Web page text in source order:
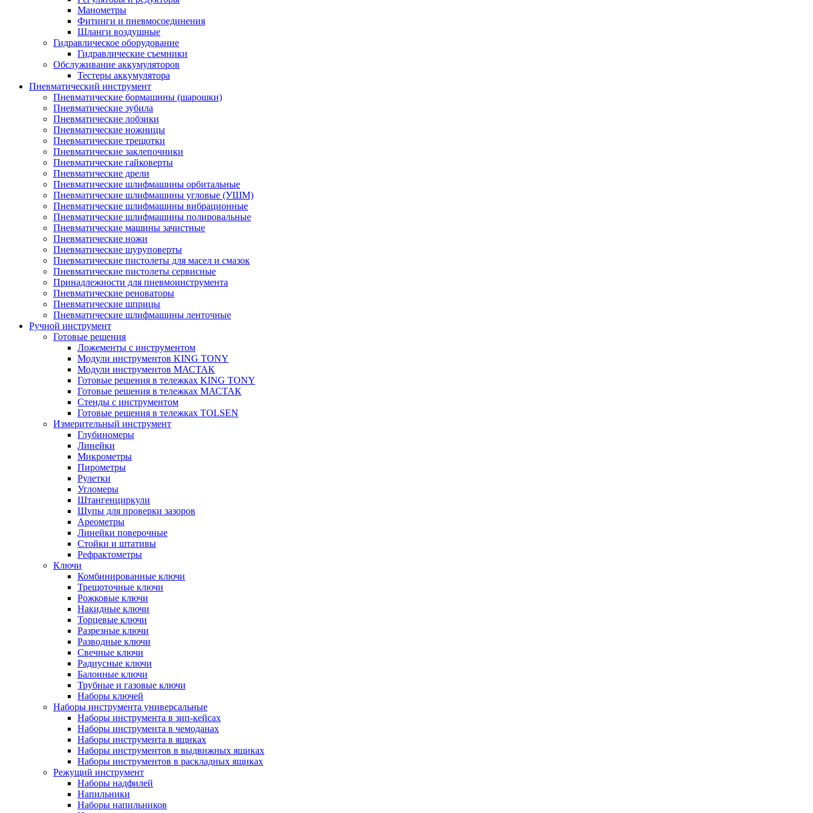
Манометры
Фитинги и пневмосоединения
Шланги воздушные
Гидравлическое оборудование
Гидравлические съемники
Обслуживание аккумуляторов
Тестеры аккумулятора
Пневматический инструмент
Пневматические бормашины (шарошки)
Пневматические зубила
Пневматические лобзики
Пневматические ножницы
Пневматические трещотки
Пневматические заклепочники
Пневматические гайковерты
Пневматические дрели
Пневматические шлифмашины орбитальные
Пневматические шлифмашины угловые (УШМ)
Пневматические шлифмашины вибрационные
Пневматические шлифмашины полировальные
Пневматические машины зачистные
Пневматические ножи
Пневматические шуруповерты
Пневматические пистолеты для масел и смазок
Пневматические пистолеты сервисные
Принадлежности для пневмоинструмента
Пневматические реноваторы
Пневматические шприцы
Пневматические шлифмашины ленточные
Ручной инструмент
Готовые решения
Ложементы с инструментом
Модули инструментов KING TONY
Модули инструментов МАСТАК
Готовые решения в тележках KING TONY
Готовые решения в тележках МАСТАК
Стенды с инструментом
Готовые решения в тележках TOLSEN
Измерительный инструмент
Глубиномеры
Линейки
Микрометры
Пирометры
Рулетки
Угломеры
Штангенциркули
Щупы для проверки зазоров
Ареометры
Линейки поверочные
Стойки и штативы
Рефрактометры
Ключи
Комбинированные ключи
Трещоточные ключи
Рожковые ключи
Накидные ключи
Торцевые ключи
Разрезные ключи
Разводные ключи
Свечные ключи
Радиусные ключи
Балонные ключи
Трубные и газовые ключи
Наборы ключей
Наборы инструмента универсальные
Наборы инструмента в зип-кейсах
Наборы инструмента в чемоданах
Наборы инструмента в ящиках
Наборы инструментов в выдвижных ящиках
Наборы инструментов в раскладных ящиках
Режущий инструмент
Наборы надфилей
Напильники
Наборы напильников